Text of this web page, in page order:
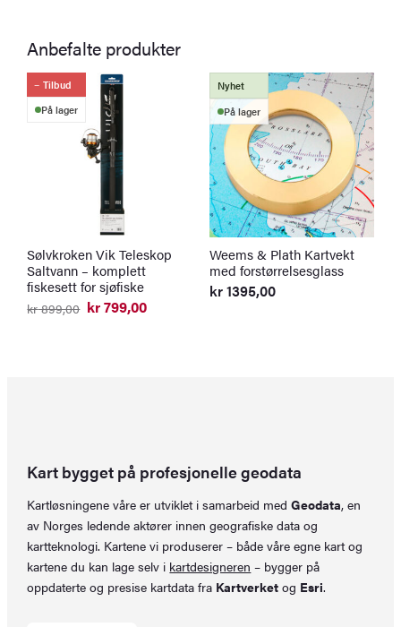
Anbefalte produkter
Tilbud
På lager
Sølvkroken Vik Teleskop
Saltvann – komplett
fiskesett for sjøfiske
kr899,00
Opprinnelig
kr799,00
Nåværende
Nyhet
På lager
Weems & Plath Kartvekt
med forstørrelsesglass
kr1395,00
Kart bygget på profesjonelle geodata
Kartløsningene våre er utviklet i samarbeid medGeodata, en
av Norges ledende aktører innen geografiske data og
kartteknologi. Kartene vi produserer – både våre egne kart og
kartene du kan lage selv i kartdesigneren – bygger på
oppdaterte og presise kartdata fra Kartverket og Esri.